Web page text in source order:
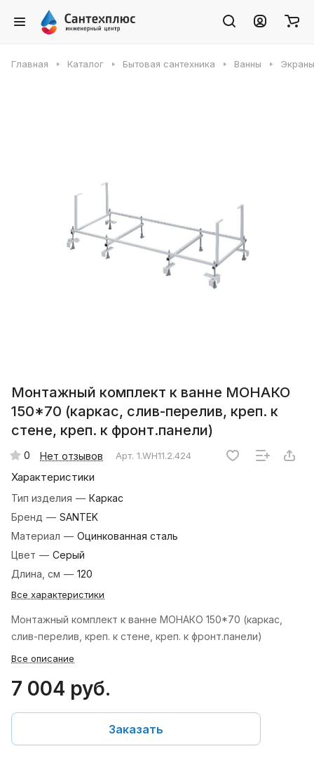
Главная Каталог Бытовая сантехника Ванны
Монтажный комплект к ванне МОНАКО
150*70 (каркас, слив-перелив, креп. к
стене, креп. к фронт.панели)
0 Нет отзывов Арт. 1.WH11.2.424
Характеристики
Тип изделия — Каркас
Бренд — SANTEK
Материал — Оцинкованная сталь
Цвет — Серый
Длина, см — 120
Все характеристики
Монтажный комплект к ванне МОНАКО 150*70 (каркас,
слив-перелив, креп. к стене, креп. к фронт.панели)
Все описание
7 004 руб.
Заказать